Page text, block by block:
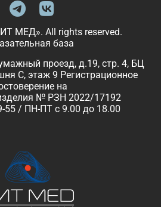
МЕД». All rights reserved.
база
проезд, д.19, стр. 4, БЦ
C, этаж 9 Регистрационное
на
№ РЗН 2022/17192
55 / ПН-ПТ с 9.00 до 18.00